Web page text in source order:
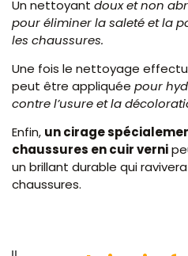
Un nettoyant doux et non
pour éliminer la saleté et la
les chaussures.
Une fois le nettoyage
peut être appliquée pour
contre l’usure et la
Enfin, un cirage
chaussures en cuir verni
un brillant durable qui
chaussures.